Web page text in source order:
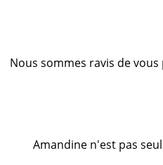
Nous sommes ravis de
Amandine n'est pas